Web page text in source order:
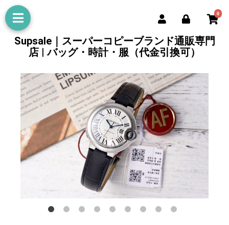
0
Supsale｜スーパーコピーブランド通販専門
店 | バッグ・時計・服（代金引換可）